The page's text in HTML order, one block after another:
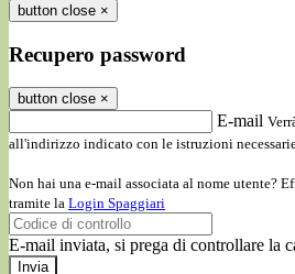
button close ×
Recupero password
button close ×
E-mail
all'indirizzo indicato con le istruzioni
Non hai una e-mail associata al nome utente?
tramite la Login Spaggiari
E-mail inviata, si prega di controllare la